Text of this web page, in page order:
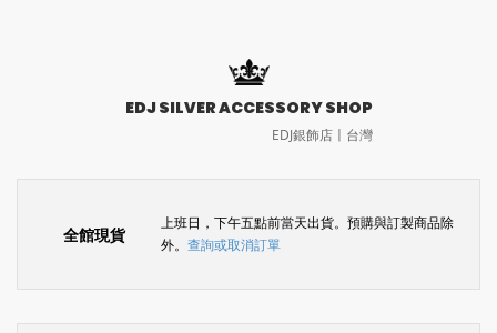
EDJ SILVER ACCESSORY SHOP
EDJ銀飾店〡台灣
全館現貨
上班日，下午五點前當天出貨。預購與訂製商品除
外。 查詢或取消訂單